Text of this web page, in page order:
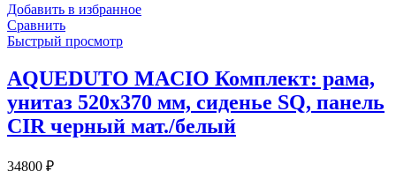
Добавить в избранное
Сравнить
Быстрый просмотр
AQUEDUTO MACIO Комплект: рама,
унитаз 520х370 мм, сиденье SQ, панель
CIR черный мат./белый
34800 ₽